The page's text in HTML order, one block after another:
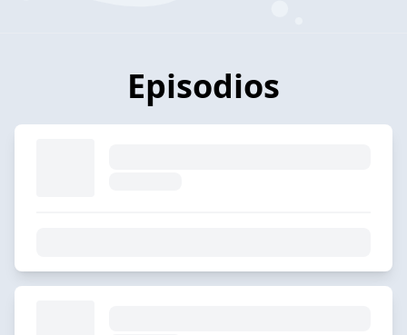
Episodios